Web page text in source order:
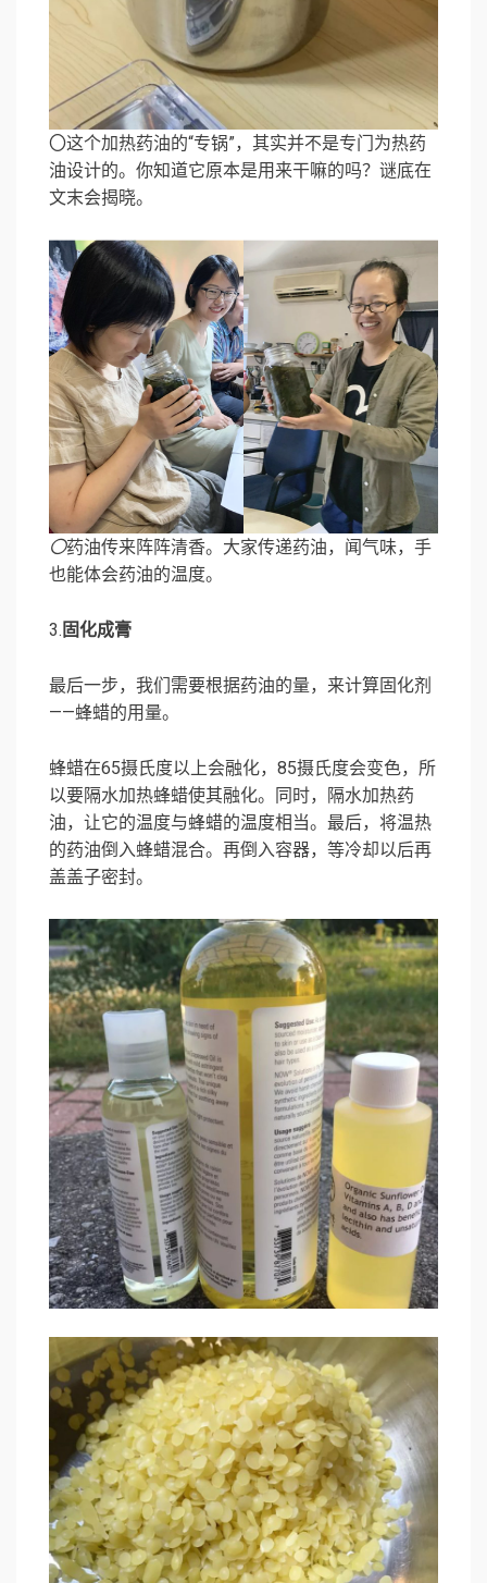
〇这个加热药油的“专锅”，其实并不是专门为热药
油设计的。你知道它原本是用来干嘛的吗？谜底在
文末会揭晓。
〇药油传来阵阵清香。大家传递药油，闻气味，手
也能体会药油的温度。
3. 固化成膏
最后一步，我们需要根据药油的量，来计算固化剂
——蜂蜡的用量。
蜂蜡在65摄氏度以上会融化，85摄氏度会变色，所
以要隔水加热蜂蜡使其融化。同时，隔水加热药
油，让它的温度与蜂蜡的温度相当。最后，将温热
的药油倒入蜂蜡混合。再倒入容器，等冷却以后再
盖盖子密封。